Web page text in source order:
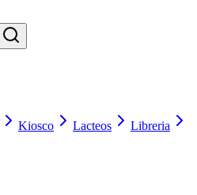
Kiosco Lacteos
Libreria